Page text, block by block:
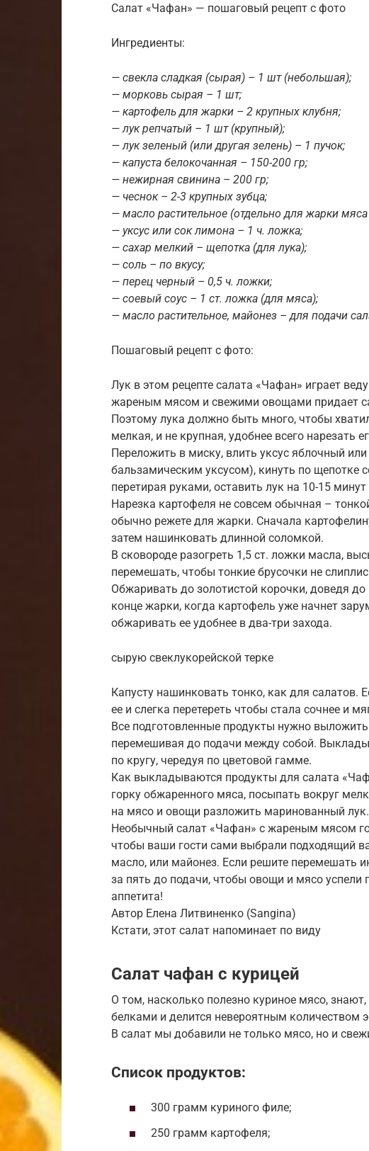
Салат «Чафан» — пошаговый рецепт с фото
Ингредиенты:
— свекла сладкая (сырая) – 1 шт (небольшая);
— морковь сырая – 1 шт;
— картофель для жарки – 2 крупных клубня;
— лук репчатый – 1 шт (крупный);
— лук зеленый (или другая зелень) – 1 пучок;
— капуста белокочанная – 150-200 гр;
— нежирная свинина – 200 гр;
— чеснок – 2-3 крупных зубца;
— масло растительное (отдельно для жарки
— уксус или сок лимона – 1 ч. ложка;
— сахар мелкий – щепотка (для лука);
— соль – по вкусу;
— перец черный – 0,5 ч. ложки;
— соевый соус – 1 ст. ложка (для мяса);
— масло растительное, майонез – для подачи
Пошаговый рецепт с фото:
Лук в этом рецепте салата «Чафан» играет
жареным мясом и свежими овощами придает
Поэтому лука должно быть много, чтобы
мелкая, и не крупная, удобнее всего
Переложить в миску, влить уксус яблочный
бальзамическим уксусом), кинуть по щепотке
перетирая руками, оставить лук на 10-15
Нарезка картофеля не совсем обычная –
обычно режете для жарки. Сначала
затем нашинковать длинной соломкой.
В сковороде разогреть 1,5 ст. ложки масла,
перемешать, чтобы тонкие брусочки не
Обжаривать до золотистой корочки, доведя
конце жарки, когда картофель уже начнет
обжаривать ее удобнее в два-три захода.
сырую свеклукорейской терке
Капусту нашинковать тонко, как для салатов.
ее и слегка перетереть чтобы стала сочнее и
Все подготовленные продукты нужно
перемешивая до подачи между собой.
по кругу, чередуя по цветовой гамме.
Как выкладываются продукты для салата
горку обжаренного мяса, посыпать вокруг
на мясо и овощи разложить маринованный лук.
Необычный салат «Чафан» с жареным мясом
чтобы ваши гости сами выбрали подходящий
масло, или майонез. Если решите перемешать
за пять до подачи, чтобы овощи и мясо успели
аппетита!
Автор Елена Литвиненко (Sangina)
Кстати, этот салат напоминает по виду
Салат чафан с курицей
О том, насколько полезно куриное мясо,
белками и делится невероятным количеством
В салат мы добавили не только мясо, но и
Список продуктов:
300 грамм куриного филе;
250 грамм картофеля;